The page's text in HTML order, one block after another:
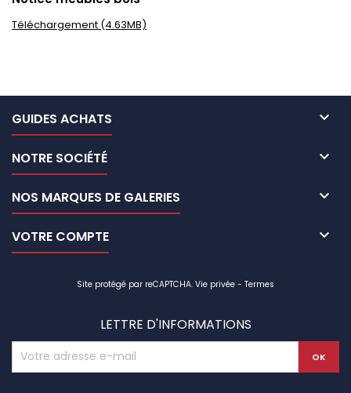
Téléchargement (4.63MB)
GUIDES ACHATS 
NOTRE SOCIÉTÉ 
NOS MARQUES DE GALERIES 
VOTRE COMPTE 
Site protégé par reCAPTCHA. Vie privée - Termes
LETTRE D'INFORMATIONS